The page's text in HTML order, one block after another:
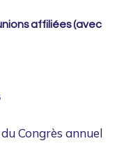
affiliées (avec
Congrès annuel